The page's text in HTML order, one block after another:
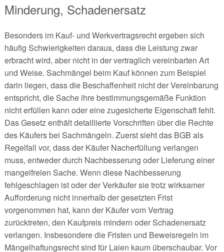
Minderung, Schadenersatz
Besonders im Kauf- und Werkvertragsrecht ergeben sich
häufig Schwierigkeiten daraus, dass die Leistung zwar
erbracht wird, aber nicht in der vertraglich vereinbarten Art
und Weise. Sachmängel beim Kauf können zum Beispiel
darin liegen, dass die Beschaffenheit nicht der Vereinbarung
entspricht, die Sache ihre bestimmungsgemäße Funktion
nicht erfüllen kann oder eine zugesicherte Eigenschaft fehlt.
Das Gesetz enthält detaillierte Vorschriften über die Rechte
des Käufers bei Sachmängeln. Zuerst sieht das BGB als
Regelfall vor, dass der Käufer Nacherfüllung verlangen
muss, entweder durch Nachbesserung oder Lieferung einer
mangelfreien Sache. Wenn diese Nachbesserung
fehlgeschlagen ist oder der Verkäufer sie trotz wirksamer
Aufforderung nicht innerhalb der gesetzten Frist
vorgenommen hat, kann der Käufer vom Vertrag
zurücktreten, den Kaufpreis mindern oder Schadenersatz
verlangen. Insbesondere die Fristen und Beweisregeln im
Mängelhaftungsrecht sind für Laien kaum überschaubar. Vor